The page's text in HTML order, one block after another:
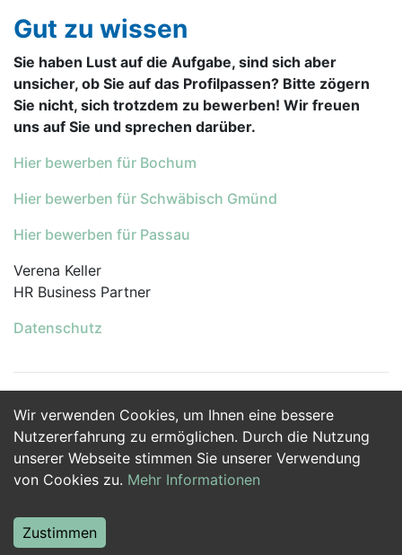
Wir verwenden Cookies, um Ihnen eine bessere
Nutzererfahrung zu ermöglichen. Durch die Nutzung
unserer Webseite stimmen Sie unserer Verwendung
von Cookies zu. Mehr Informationen
Zustimmen
Gut zu wissen
Sie haben Lust auf die Aufgabe, sind sich aber
unsicher, ob Sie auf das Profilpassen? Bitte zögern
Sie nicht, sich trotzdem zu bewerben! Wir freuen
uns auf Sie und sprechen darüber.
Hier bewerben für Bochum
Hier bewerben für Schwäbisch Gmünd
Hier bewerben für Passau
Verena Keller
HR Business Partner
Datenschutz
Jetzt Bewerben